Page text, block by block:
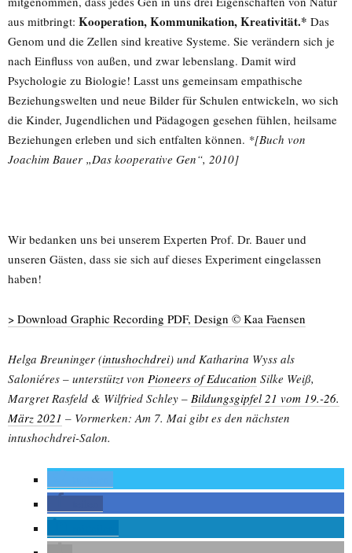
aus mitbringt: Kooperation, Kommunikation, Kreativität.* Das
Genom und die Zellen sind kreative Systeme. Sie verändern sich je
nach Einfluss von außen, und zwar lebenslang. Damit wird
Psychologie zu Biologie! Lasst uns gemeinsam empathische
Beziehungswelten und neue Bilder für Schulen entwickeln, wo sich
die Kinder, Jugendlichen und Pädagogen gesehen fühlen, heilsame
Beziehungen erleben und sich entfalten können. *[Buch von
Joachim Bauer „Das kooperative Gen“, 2010]
Wir bedanken uns bei unserem Experten Prof. Dr. Bauer und
unseren Gästen, dass sie sich auf dieses Experiment eingelassen
haben!
> Download Graphic Recording PDF, Design © Kaa Faensen
Helga Breuninger (intushochdrei) und Katharina Wyss als
Saloniéres – unterstützt von Pioneers of Education Silke Weiß,
Margret Rasfeld & Wilfried Schley – Bildungsgipfel 21 vom 19.-26.
März 2021 – Vormerken: Am 7. Mai gibt es den nächsten
intushochdrei-Salon.